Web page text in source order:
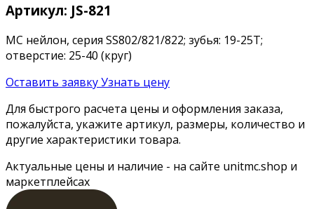
Артикул: JS-821
MC нейлон, серия SS802/821/822; зубья: 19-25T;
отверстие: 25-40 (круг)
Оставить заявкуУзнать цену
Для быстрого расчета цены и оформления заказа,
пожалуйста, укажите артикул, размеры, количество и
другие характеристики товара.
Актуальные цены и наличие - на сайте unitmc.shop и
маркетплейсах